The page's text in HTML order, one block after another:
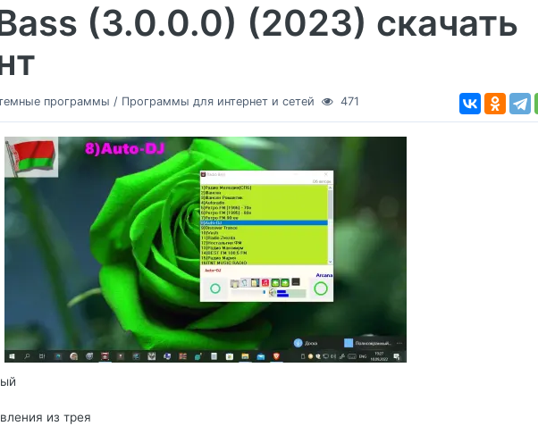
(3.0.0.0) (2023) скачать
программы / Программы для интернет и сетей 471
из трея